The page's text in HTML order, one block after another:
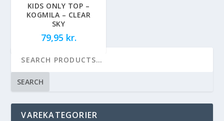
KIDS ONLY TOP –
KOGMILA – CLEAR
SKY
79,95 kr.
SEARCH
VAREKATEGORIER